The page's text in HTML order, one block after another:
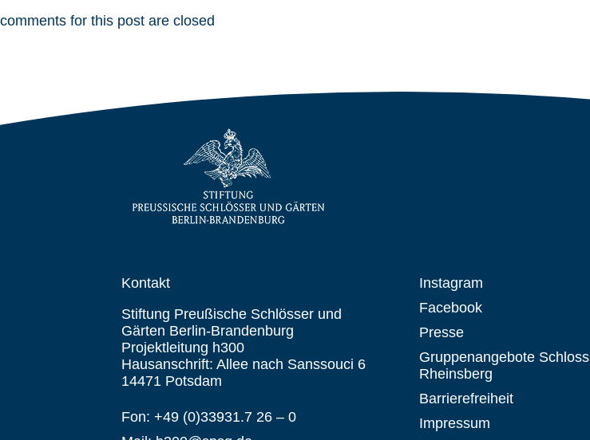
comments for this post are closed
Kontakt
Stiftung Preußische Schlösser und
Gärten Berlin-Brandenburg
Projektleitung h300
Hausanschrift: Allee nach Sanssouci 6
14471 Potsdam
Fon: +49 (0)33931.7 26 – 0
Instagram
Facebook
Presse
Gruppenangebote Schloss
Rheinsberg
Barrierefreiheit
Impressum